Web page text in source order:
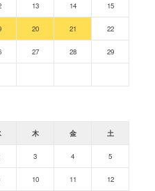
13 14 15
20 21 22
27 28 29
木 金 土
3 4 5
10 11 12